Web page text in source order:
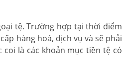
tệ. Trường hợp tại thời điểm
hàng hoá, dịch vụ và sẽ phải
là các khoản mục tiền tệ có